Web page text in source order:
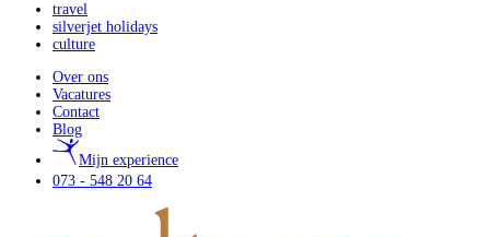
travel
silverjet holidays
culture
Over ons
Vacatures
Contact
Blog
Mijn experience
073 - 548 20 64